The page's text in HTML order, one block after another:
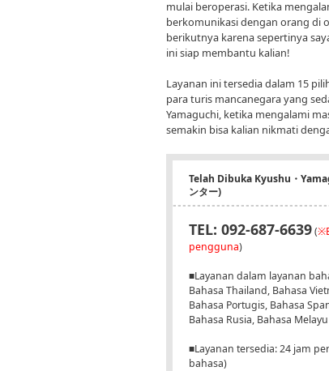
mulai beroperasi. Ketika
berkomunikasi dengan orang di
berikutnya karena sepertinya
ini siap membantu kalian!
Layanan ini tersedia dalam 15
para turis mancanegara yang
Yamaguchi, ketika mengalami
semakin bisa kalian nikmati
Telah Dibuka Kyushu・
ンター)
TEL: 092-687-6639(
pengguna)
■Layanan dalam layanan
Bahasa Thailand, Bahasa
Bahasa Portugis, Bahasa
Bahasa Rusia, Bahasa Melayu
■Layanan tersedia: 24 jam
bahasa)